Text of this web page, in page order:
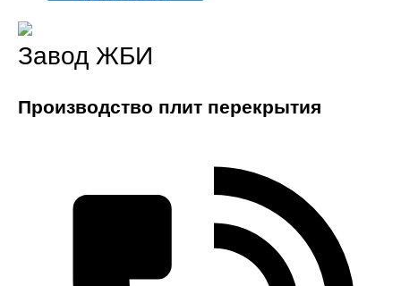
Завод ЖБИ
Производство плит перекрытия